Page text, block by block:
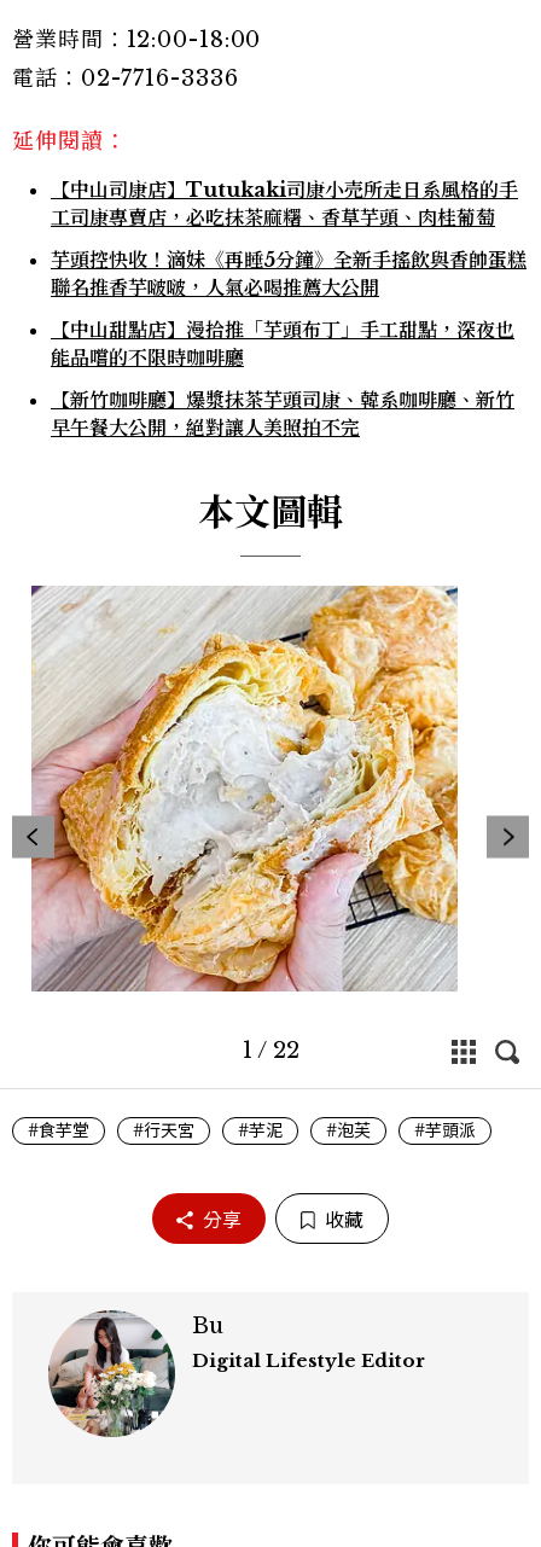
營業時間：12:00-18:00
電話：02-7716-3336
延伸閱讀：
【中山司康店】Tutukaki司康小売所走日系風格的手
工司康專賣店，必吃抹茶麻糬、香草芋頭、肉桂葡萄
芋頭控快收！滴妹《再睡5分鐘》全新手搖飲與香帥蛋糕
聯名推香芋啵啵，人氣必喝推薦大公開
【中山甜點店】漫拾推「芋頭布丁」手工甜點，深夜也
能品嚐的不限時咖啡廳
【新竹咖啡廳】爆漿抹茶芋頭司康、韓系咖啡廳、新竹
早午餐大公開，絕對讓人美照拍不完
本文圖輯
1 / 22
#食芋堂 #行天宮 #芋泥 #泡芙 #芋頭派
分享 收藏
Bu
Digital Lifestyle Editor